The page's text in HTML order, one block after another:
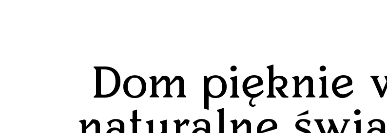
Dom pięknie